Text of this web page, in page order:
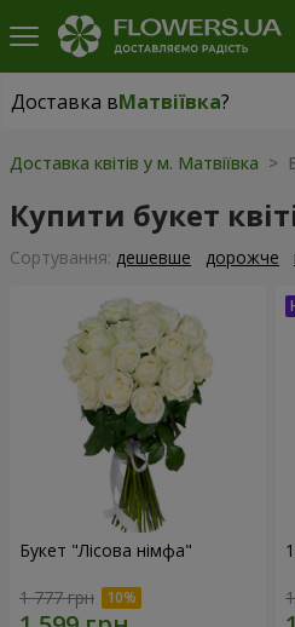
Доставка вМатвіївка?
Доставка вМатвіївка|
Доставка квітів у м. Матвіївка >
Купити букет
Сортування: дешевше дорожче
Букет "Лісова німфа"
1 777 грн